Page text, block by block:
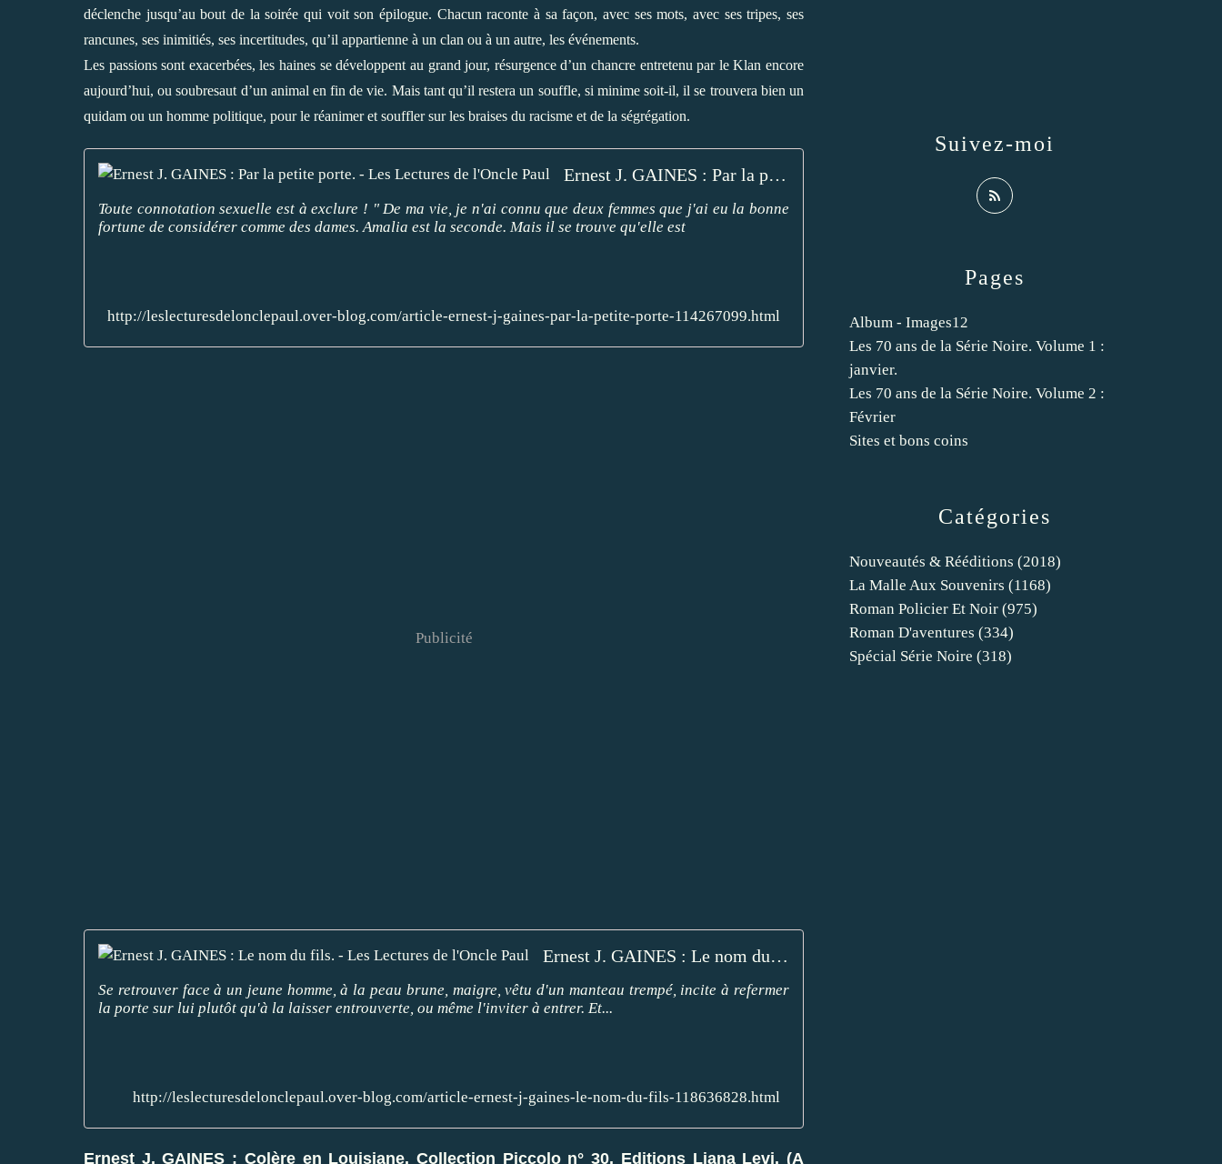
déclenche jusqu’au bout de la soirée qui voit son épilogue. Chacun raconte à sa façon, avec ses mots, avec ses tripes, ses
rancunes, ses inimitiés, ses incertitudes, qu’il appartienne à un clan ou à un autre, les événements.
Les passions sont exacerbées, les haines se développent au grand jour, résurgence d’un chancre entretenu par le Klan encore
aujourd’hui, ou soubresaut d’un animal en fin de vie. Mais tant qu’il restera un souffle, si minime soit-il, il se trouvera bien un
quidam ou un homme politique, pour le réanimer et souffler sur les braises du racisme et de la ségrégation.
Ernest J. GAINES : Par la petite porte. - Les Lectures de l'Oncle Paul
Toute connotation sexuelle est à exclure ! " De ma vie, je n'ai connu que deux femmes que j'ai eu la bonne
fortune de considérer comme des dames. Amalia est la seconde. Mais il se trouve qu'elle est
http://leslecturesdelonclepaul.over-blog.com/article-ernest-j-gaines-par-la-petite-porte-114267099.html
Publicité
Ernest J. GAINES : Le nom du fils. - Les Lectures de l'Oncle Paul
Se retrouver face à un jeune homme, à la peau brune, maigre, vêtu d'un manteau trempé, incite à refermer
la porte sur lui plutôt qu'à la laisser entrouverte, ou même l'inviter à entrer. Et...
http://leslecturesdelonclepaul.over-blog.com/article-ernest-j-gaines-le-nom-du-fils-118636828.html
Ernest J. GAINES : Colère en Louisiane. Collection Piccolo n° 30. Editions Liana Levi. (A
Catégories
Nouveautés & Rééditions (2018)
La Malle Aux Souvenirs (1168)
Roman Policier Et Noir (975)
Roman D'aventures (334)
Spécial Série Noire (318)
Pages
Album - Images12
Les 70 ans de la Série Noire. Volume 1 :
janvier.
Les 70 ans de la Série Noire. Volume 2 :
Février
Sites et bons coins
Suivez-moi